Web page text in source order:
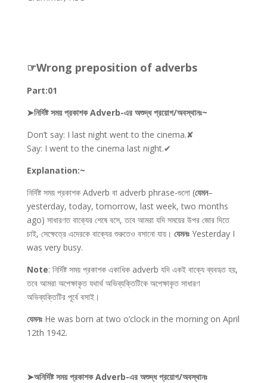
☞Wrong preposition of adverbs
Part:01
➤নির্দিষ্ট সময় প্রকাশক Adverb-এর অশুদ্ধ প্রয়োগ/অবস্থানঃ~
Don’t say: I last night went to the cinema.✘
Say: I went to the cinema last night.✔
Explanation:~
নির্দিষ্ট সময় প্রকাশক Adverb বা adverb phrase-গুলো (যেমন–
yesterday, today, tomorrow, last week, two months
ago) সাধারণত বাক্যের শেষে বসে, তবে আমরা যদি সময়ের উপর জোর দিতে
চাই, সেক্ষেত্রে এদেরকে বাক্যের শুরুতেও বসানো যায়। যেমনঃYesterday I
was very busy.
Note: নির্দিষ্ট সময় প্রকাশক একাধিক adverb যদি একই বাক্যে ব্যবহৃত হয়,
তবে আমরা অপেক্ষাকৃত যথার্থ অভিব্যক্তিটিকে অপেক্ষাকৃত সাধারণ
অভিব্যক্তিটির পূর্বে বসাই।
যেমনঃHe was born at two o’clock in the morning on April
12th 1942.
➤অনির্দিষ্ট সময় প্রকাশক Adverb-এর অশুদ্ধ প্রয়োগ/অবস্থানঃ